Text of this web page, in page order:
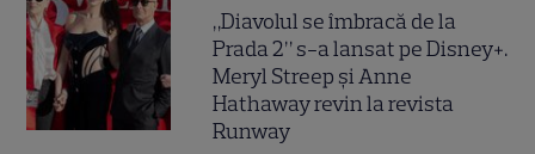
„Diavolul se îmbracă de la
Prada 2” s-a lansat pe Disney+.
Meryl Streep și Anne
Hathaway revin la revista
Runway